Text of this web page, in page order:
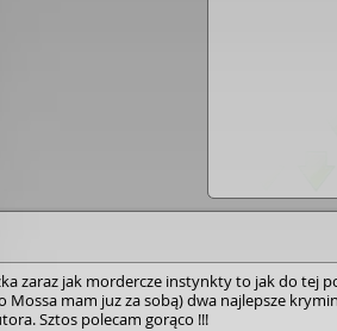
zaraz jak mordercze instynkty to jak do tej
Mossa mam juz za sobą) dwa najlepsze
Sztos polecam gorąco !!!